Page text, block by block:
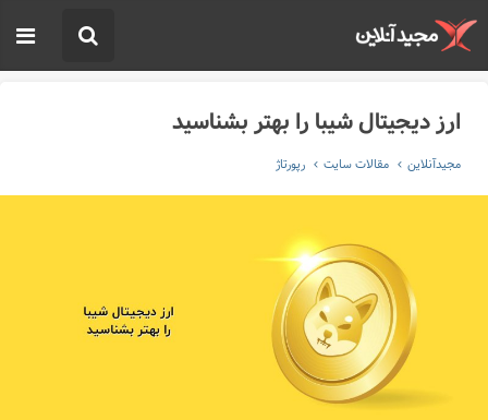
ارز دیجیتال شیبا را بهتر بشناسید
مجیدآنلاین مقالات سایت رپورتاژ